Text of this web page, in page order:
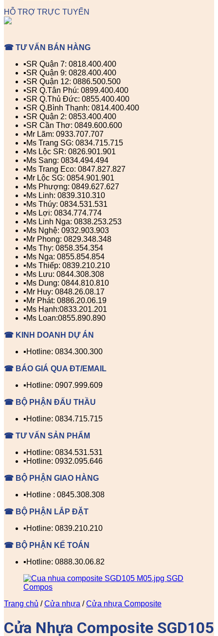
HỖ TRỢ TRỰC TUYẾN
☎ TƯ VẤN BÁN HÀNG
▪️SR Quận 7: 0818.400.400
▪️SR Quận 9: 0828.400.400
▪️SR Quận 12: 0886.500.500
▪️SR Q.Tân Phú: 0899.400.400
▪️SR Q.Thủ Đức: 0855.400.400
▪️SR Q.Bình Thạnh: 0814.400.400
▪️SR Quận 2: 0853.400.400
▪️SR Cần Thơ: 0849.600.600
▪️Mr Lãm: 0933.707.707
▪️Ms Trang SG: 0834.715.715
▪️Ms Lộc SR: 0826.901.901
▪️Ms Sang: 0834.494.494
▪️Ms Trang Eco: 0847.827.827
▪️Mr Lộc SG: 0854.901.901
▪️Ms Phượng: 0849.627.627
▪️Ms Linh: 0839.310.310
▪️Ms Thúy: 0834.531.531
▪️Ms Lợi: 0834.774.774
▪️Ms Linh Nga: 0838.253.253
▪️Ms Nghệ: 0932.903.903
▪️Mr Phong: 0829.348.348
▪️Ms Thy: 0858.354.354
▪️Ms Nga: 0855.854.854
▪️Ms Thiếp: 0839.210.210
▪️Ms Lưu: 0844.308.308
▪️Ms Dung: 0844.810.810
▪️Mr Huy: 0848.26.08.17
▪️Mr Phát: 0886.20.06.19
▪️Ms Hạnh:0833.201.201
▪️Ms Loan:0855.890.890
☎ KINH DOANH DỰ ÁN
▪️Hotline: 0834.300.300
☎ BÁO GIÁ QUA ĐT/EMAIL
▪️Hotline: 0907.999.609
☎ BỘ PHẬN ĐẤU THẦU
▪️Hotline: 0834.715.715
☎ TƯ VẤN SẢN PHẨM
▪️Hotline: 0834.531.531
▪️Hotline: 0932.095.646
☎ BỘ PHẬN GIAO HÀNG
▪️Hotline : 0845.308.308
☎ BỘ PHẬN LẮP ĐẶT
▪️Hotline: 0839.210.210
☎ BỘ PHẬN KẾ TOÁN
▪️Hotline: 0888.30.06.82
Trang chủ / Cửa nhựa / Cửa nhựa Composite
Cửa Nhựa Composite SGD105